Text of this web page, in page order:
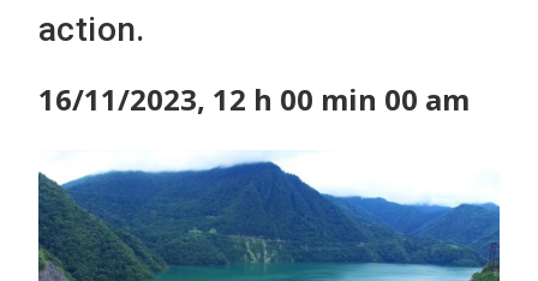
action.
16/11/2023, 12 h 00 min 00 am